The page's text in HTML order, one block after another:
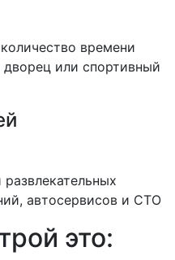
времени
или спортивный
автосервисов и СТО
это: